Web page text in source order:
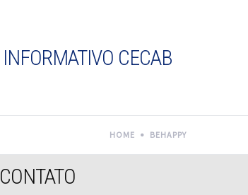
INFORMATIVO CECAB
HOME BEHAPPY
CONTATO